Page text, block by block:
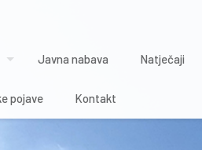
Javna nabava Natječaji
pojave Kontakt